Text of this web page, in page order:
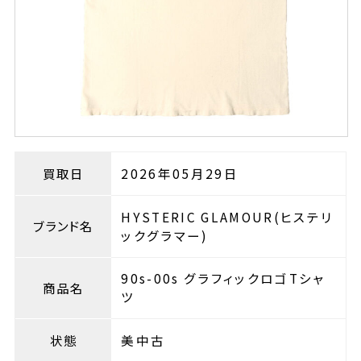
買取日 2026年05月29日
ブランド名
HYSTERIC GLAMOUR(ヒステリ
ックグラマー)
商品名
90s-00s グラフィックロゴTシャ
ツ
状態 美中古